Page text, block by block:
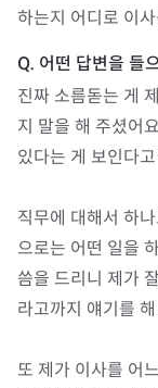
하는지 어디로 이
진짜 소름돋는 게
지 말을 해 주셨어
있다는 게 보인다
직무에 대해서 하
으로는 어떤 일을
씀을 드리니 제가
라고까지 얘기를
또 제가 이사를 어